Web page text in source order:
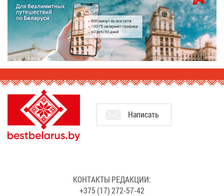
На­пи­сать
КОН­ТАК­ТЫ РЕ­ДАК­ЦИИ:
+375 (17) 272-57-42